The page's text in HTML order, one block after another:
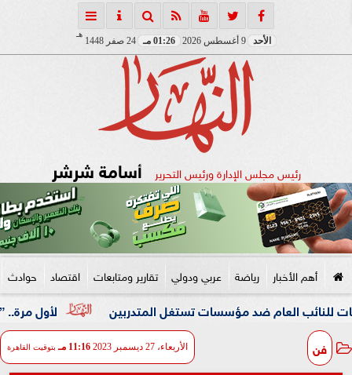
الأحد 01:26 مـ 24 صفر 1448
هـ
رئيس مجلس الإدارة ورئيس التحرير أسامة شرشر
أهم الأخبار رياضة عربي ودولي تقارير ومتابعات اقتصاد حوادث
لأول مرة.. ”الرقابة ضد مؤسسات تستغل المتدربين
فن الأربعاء، 27 ديسمبر 2023 11:16 مـ بتوقيت القاهرة